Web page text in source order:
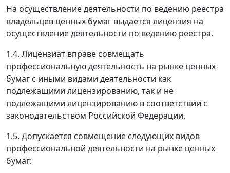
На осуществление деятельности по ведению реестра
владельцев ценных бумаг выдается лицензия на
осуществление деятельности по ведению реестра.
1.4. Лицензиат вправе совмещать
профессиональную деятельность на рынке ценных
бумаг с иными видами деятельности как
подлежащими лицензированию, так и не
подлежащими лицензированию в соответствии с
законодательством Российской Федерации.
1.5. Допускается совмещение следующих видов
профессиональной деятельности на рынке ценных
бумаг: